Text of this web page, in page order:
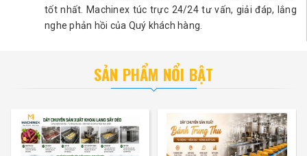
tốt nhất. Machinex túc trực 24/24 tư vấn, giải đáp, lắng
nghe phản hồi của Quý khách hàng.
SẢN PHẨM NỔI BẬT